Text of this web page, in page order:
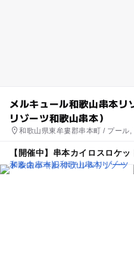
メルキュール和歌⼭串本リ
リゾーツ和歌⼭串本）
和歌山県東牟婁郡串本町 / プール
【開催中】串本カイロスロケッ